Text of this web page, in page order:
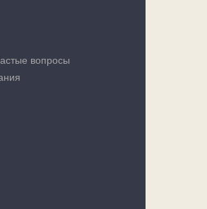
вопросы